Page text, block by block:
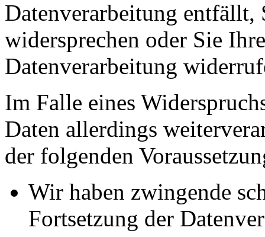
Datenverarbeitung entfällt,
widersprechen oder Sie
Datenverarbeitung
Im Falle eines
Daten allerdings
der folgenden
Wir haben zwingende
Fortsetzung der